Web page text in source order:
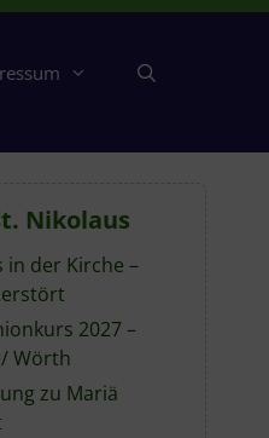
Nikolaus
in der Kirche –
2027 –
Wörth
zu Mariä